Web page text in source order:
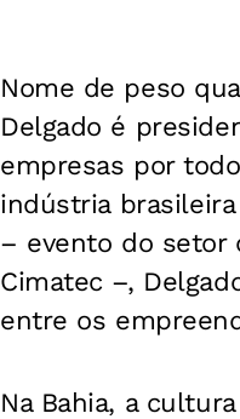
Nome de peso
Delgado é
empresas por
indústria
– evento do setor
Cimatec –,
entre os
Na Bahia, a